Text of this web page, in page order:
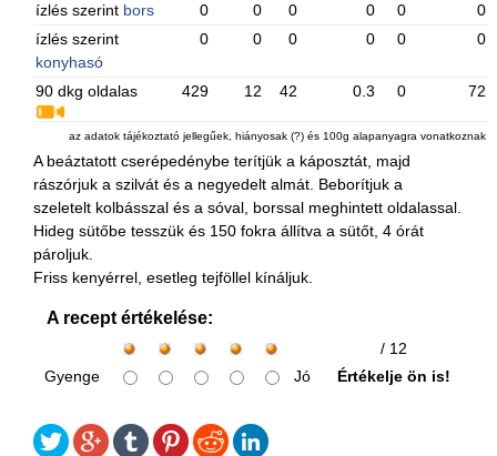
ízlés szerint bors 0 0 0 0 0
0
ízlés szerint
konyhasó
0 0 0 0 0 0
90 dkg oldalas 429 12 42 0.3 0 72
az adatok tájékoztató jellegűek, hiányosak (?) és 100g alapanyagra vonatkoznak
A beáztatott cserépedénybe terítjük a káposztát, majd
rászórjuk a szilvát és a negyedelt almát. Beborítjuk a
szeletelt kolbásszal és a sóval, borssal meghintett oldalassal.
Hideg sütőbe tesszük és 150 fokra állítva a sütőt, 4 órát
pároljuk.
Friss kenyérrel, esetleg tejföllel kínáljuk.
A recept értékelése:
/ 12
Gyenge
Jó Értékelje ön is!